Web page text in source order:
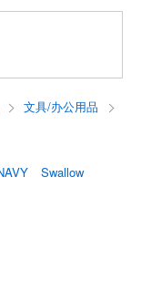
工的细节。
文具/办公用品
Swallow